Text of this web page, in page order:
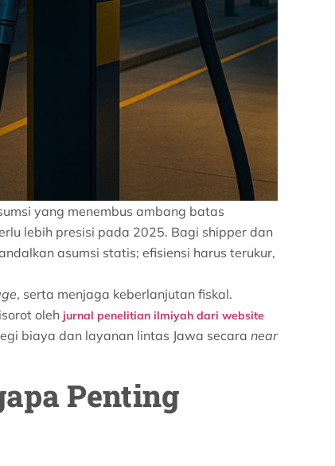
yang menembus ambang batas
lebih presisi pada 2025. Bagi shipper dan
asumsi statis; efisiensi harus terukur,
, serta menjaga keberlanjutan fiskal.
oleh jurnal penelitian ilmiyah dari website
biaya dan layanan lintas Jawa secara near
Penting